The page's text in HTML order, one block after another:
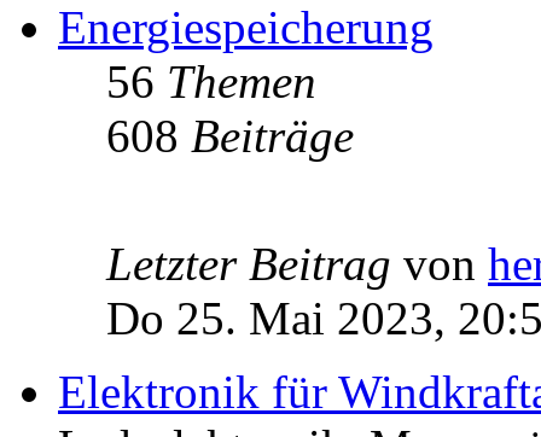
Energiespeicherung
56 Themen
608 Beiträge
Letzter Beitrag von
Do 25. Mai 2023,
Elektronik für